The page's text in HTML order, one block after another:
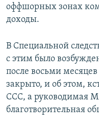
оффшорных зонах
доходы.
В Специальной
с этим было
после восьми
закрыто, и об этом,
ССС, а руководимая
благотворительная